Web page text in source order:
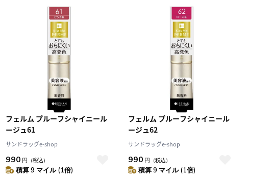
フェルム プルーフシャイニール
ージュ61
サンドラッグe-shop
990 円 （税込）
積算 9 マイル (1倍)
フェルム プルーフシャイニール
ージュ62
サンドラッグe-shop
990 円 （税込）
積算 9 マイル (1倍)